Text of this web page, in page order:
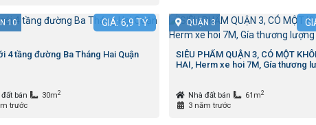
10 GIÁ:6,9TỶ
4 tầng đường Ba Tháng Hai Quận
đất bán 30m2
trước
QUẬN 3
SIÊU PHẨM QUẬN 3, CÓ MỘT
HAI, Herm xe hoi 7M, Gía thương
Nhà đất bán 61m2
3 năm trước